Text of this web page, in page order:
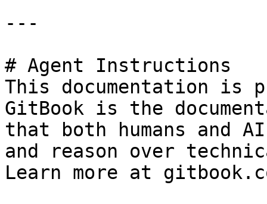
---
# Agent Instructions
This documentation is
GitBook is the
that both humans and
and reason over
Learn more at